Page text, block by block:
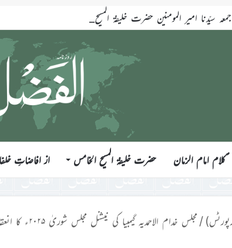
سیّدنا امیر المومنین حضرت خلیفۃ المسیح الخامس ایّدہ اللہ تعالیٰ بنصرہ العزیز فرمودہ
ؑکلام امام الزمان حضرت خلیفۃ المسیح الخامس از افاضاتِ
/ مجلس خدام الاحمدیہ گیمبیا کی نیشنل مجلس شوریٰ ۲۰۲۵ء کا انعقاد